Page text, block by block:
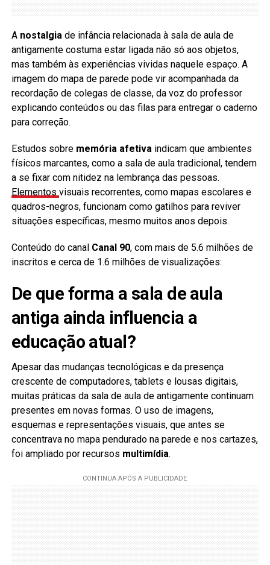
A nostalgiade infância relacionada à sala de aula de
antigamente costuma estar ligada não só aos objetos,
mas também às experiências vividas naquele espaço. A
imagem do mapa de parede pode vir acompanhada da
recordação de colegas de classe, da voz do professor
explicando conteúdos ou das filas para entregar o caderno
para correção.
Estudos sobre memória afetivaindicam que ambientes
físicos marcantes, como a sala de aula tradicional, tendem
a se fixar com nitidez na lembrança das pessoas.
Elementos visuais recorrentes, como mapas escolares e
quadros-negros, funcionam como gatilhos para reviver
situações específicas, mesmo muitos anos depois.
Conteúdo do canal Canal 90, com mais de 5.6 milhões de
inscritos e cerca de 1.6 milhões de visualizações:
De que forma a sala de aula
antiga ainda influencia a
educação atual?
Apesar das mudanças tecnológicas e da presença
crescente de computadores, tablets e lousas digitais,
muitas práticas da sala de aula de antigamente continuam
presentes em novas formas. O uso de imagens,
esquemas e representações visuais, que antes se
concentrava no mapa pendurado na parede e nos cartazes,
foi ampliado por recursos multimídia.